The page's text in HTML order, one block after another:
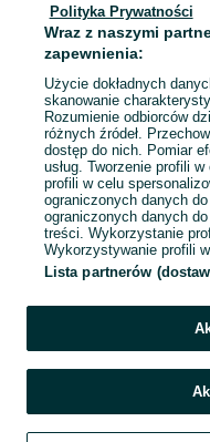
Mapa miejscowości
Mapa ministron
Popularne wyszukiwania
Polityka Prywatności
Wraz z naszymi
zapewnienia:
Użycie dokładnych
skanowanie
Rozumienie odbiorców
różnych źródeł.
dostęp do nich. Pomiar
usług. Tworzenie profili
profili w celu
ograniczonych danych
ograniczonych danych
treści. Wykorzystanie
Wykorzystywanie profili
Lista partnerów